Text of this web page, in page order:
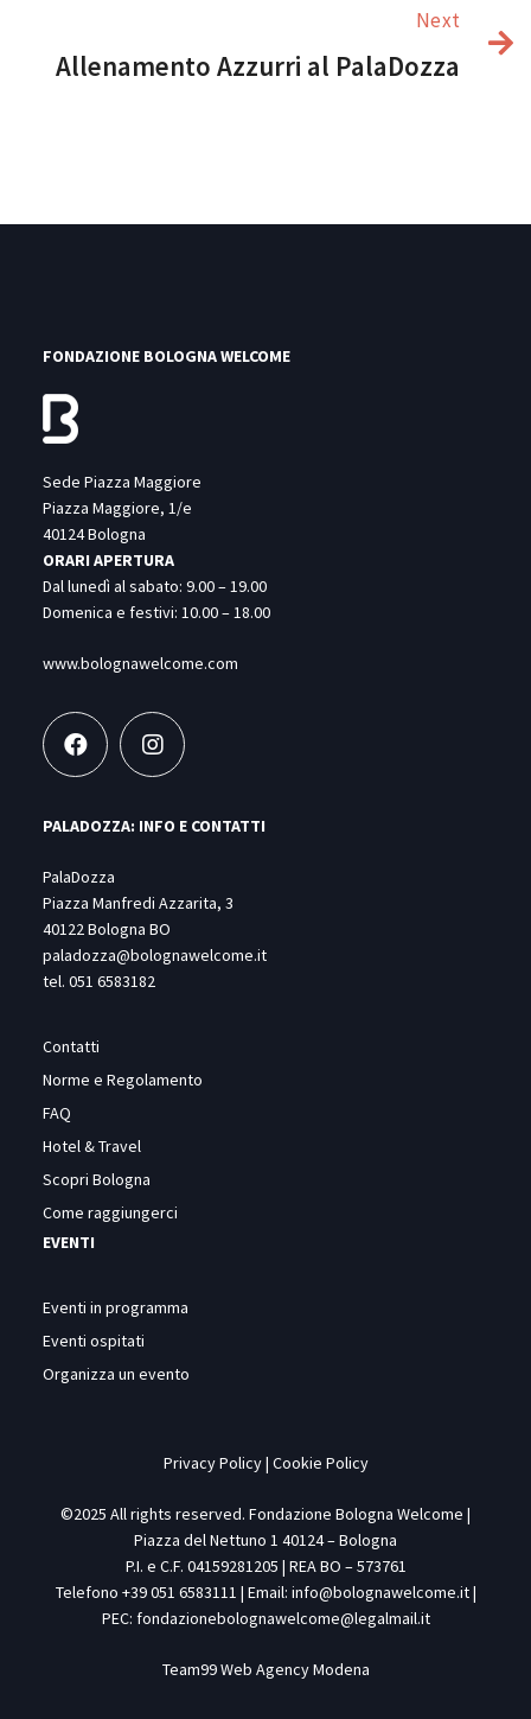
Next
Allenamento Azzurri al PalaDozza
FONDAZIONE BOLOGNA WELCOME
Sede Piazza Maggiore
Piazza Maggiore, 1/e
40124 Bologna
ORARI APERTURA
Dal lunedì al sabato: 9.00 – 19.00
Domenica e festivi: 10.00 – 18.00
www.bolognawelcome.com
PALADOZZA: INFO E CONTATTI
PalaDozza
Piazza Manfredi Azzarita, 3
40122 Bologna BO
paladozza@bolognawelcome.it
tel. 051 6583182
Contatti
Norme e Regolamento
FAQ
Hotel & Travel
Scopri Bologna
Come raggiungerci
EVENTI
Eventi in programma
Eventi ospitati
Organizza un evento
Privacy Policy| Cookie Policy
©2025 All rights reserved. Fondazione Bologna Welcome |
Piazza del Nettuno 1 40124 – Bologna
P.I. e C.F. 04159281205 | REA BO – 573761
Telefono +39 051 6583111 | Email: info@bolognawelcome.it|
PEC: fondazionebolognawelcome@legalmail.it
Team99Web Agency Modena